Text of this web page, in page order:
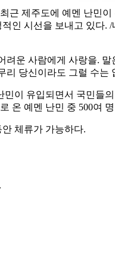
근 제주도에 예멘 난민이
인 시선을 보내고 있다. /
운 사람에게 사랑을.
리 당신이라도 그럴 수
이 유입되면서 국민들
온 예멘 난민 중 500여
체류가 가능하다.